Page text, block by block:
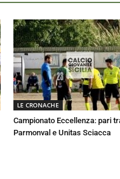
LE CRONACHE
Campionato Eccellenza: pari
Parmonval e Unitas Sciacca